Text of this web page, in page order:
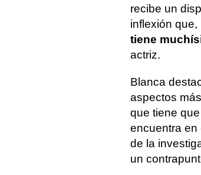
recibe un
inflexión que,
tiene
actriz.
Blanca
aspectos
que tiene
encuentra en
de la
un